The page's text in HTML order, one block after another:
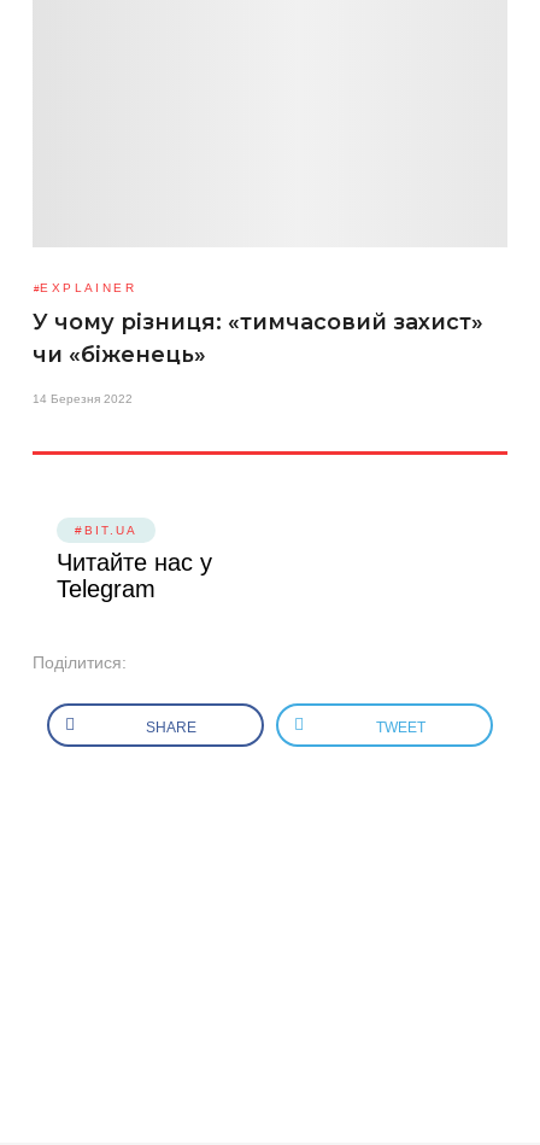
EXPLAINER
У чому різниця: «тимчасовий захист»
чи «біженець»
14 Березня 2022
#BIT.UA
Читайте нас у
Telegram
Поділитися:
SHARE TWEET